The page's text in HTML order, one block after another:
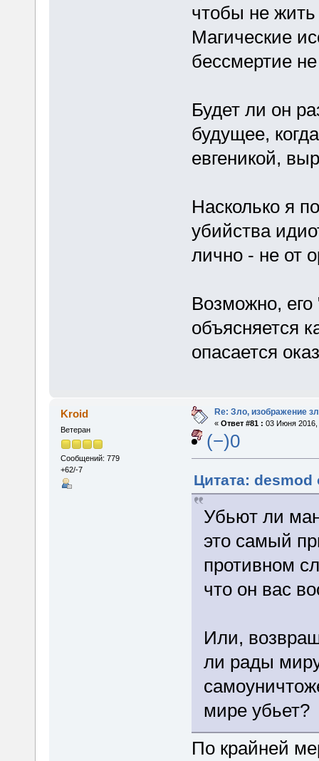
чтобы не
Магические
бессмертие
Будет ли он
будущее,
евгеникой,
Насколько я
убийства
лично - не от
Возможно,
объясняется
опасается
Kroid
Ветеран
Сообщений: 779
+62/-7
Re: Зло, изображение
« Ответ #81 : 03 Июня 2016,
(−)0
Цитата: desmod
Убьют ли
это самый
противном
что он вас
Или,
ли рады
мире убьет?
По крайней